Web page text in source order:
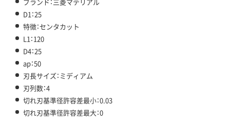
D1：25
特徴：センタカット
L1：120
D4：25
ap：50
刃長サイズ：ミディアム
刃列数：4
切れ刃基準径許容差最小：0.03
切れ刃基準径許容差最大：0